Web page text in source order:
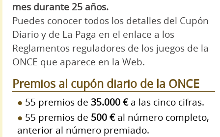
mes durante 25 años.
Puedes conocer todos los detalles del Cupón
Diario y de La Paga en el enlace a los
Reglamentos reguladores de los juegos de la
ONCE que aparece en la Web.
Premios al cupón diario de la ONCE
55 premios de 35.000 €a las cinco cifras.
55 premios de 500 €al número completo,
anterior al número premiado.